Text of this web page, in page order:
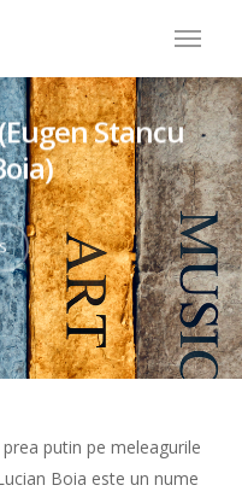
Stancu
putin pe meleagurile
Boia este un nume